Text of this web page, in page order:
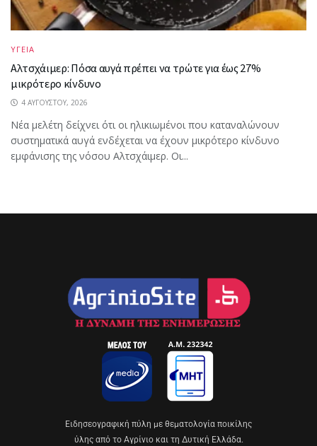
ΥΓΕΙΑ
Αλτσχάιμερ: Πόσα αυγά πρέπει να τρώτε για έως 27%
μικρότερο κίνδυνο
4 ΑΥΓΟΎΣΤΟΥ, 2026
Νέα μελέτη δείχνει ότι οι ηλικιωμένοι που καταναλώνουν
συστηματικά αυγά ενδέχεται να έχουν μικρότερο κίνδυνο
εμφάνισης της νόσου Αλτσχάιμερ. Οι...
Eιδησεογραφική πύλη με θεματολογία ποικίλης
ύλης από το Αγρίνιο και τη Δυτική Ελλάδα.